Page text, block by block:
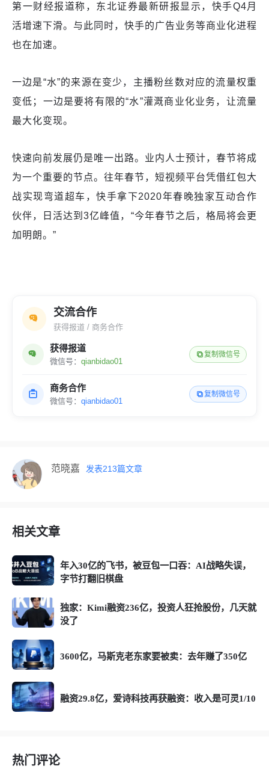
第一财经报道称，东北证券最新研报显示，快手Q4月
活增速下滑。与此同时，快手的广告业务等商业化进程
也在加速。
一边是“水”的来源在变少，主播粉丝数对应的流量权重
变低；一边是要将有限的“水”灌溉商业化业务，让流量
最大化变现。
快速向前发展仍是唯一出路。业内人士预计，春节将成
为一个重要的节点。往年春节，短视频平台凭借红包大
战实现弯道超车，快手拿下2020年春晚独家互动合作
伙伴，日活达到3亿峰值，“今年春节之后，格局将会更
加明朗。”
交流合作
获得报道 / 商务合作
获得报道
微信号： qianbidao01
复制微信号
商务合作
微信号： qianbidao01
复制微信号
范晓嘉 发表213篇文章
相关文章
年入30亿的飞书，被豆包一口吞：AI战略失误，
字节打翻旧棋盘
独家：Kimi融资236亿，投资人狂抢股份，几天就
没了
3600亿，马斯克老东家要被卖：去年赚了350亿
融资29.8亿，爱诗科技再获融资：收入是可灵1/10
热门评论